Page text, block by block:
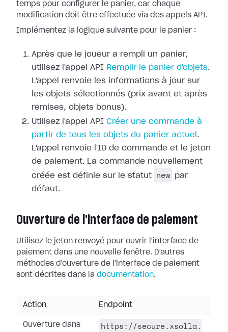
temps pour configurer le panier, car chaque
modification doit être effectuée via des appels API.
Implémentez la logique suivante pour le panier :
Après que le joueur a rempli un panier,
utilisez l'appel API Remplir le panier d'objets.
L'appel renvoie les informations à jour sur
les objets sélectionnés (prix avant et après
remises, objets bonus).
Utilisez l'appel API Créer une commande à
partir de tous les objets du panier actuel .
L'appel renvoie l'ID de commande et le jeton
de paiement. La commande nouvellement
créée est définie sur le statut
new
par
défaut.
Ouverture de l'interface de paiement
Utilisez le jeton renvoyé pour ouvrir l'interface de
paiement dans une nouvelle fenêtre. D'autres
méthodes d'ouverture de l'interface de paiement
sont décrites dans la documentation.
Action Endpoint
Ouverture dans
https://secure.xsolla.